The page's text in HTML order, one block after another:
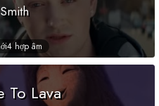
4 hợp âm
To Lava